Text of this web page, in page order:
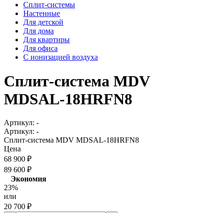
Сплит-системы
Настенные
Для детской
Для дома
Для квартиры
Для офиса
С ионизацией воздуха
Сплит-система MDV
MDSAL-18HRFN8
Артикул: -
Артикул: -
Сплит-система MDV MDSAL-18HRFN8
Цена
68 900 ₽
89 600 ₽
Экономия
23%
или
20 700 ₽